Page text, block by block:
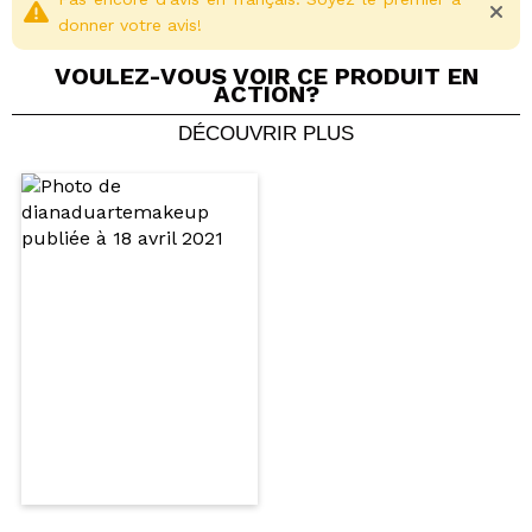
Partager une vidéo ou une photo
donner votre avis!
VOULEZ-VOUS VOIR CE PRODUIT EN
ACTION?
DÉCOUVRIR PLUS